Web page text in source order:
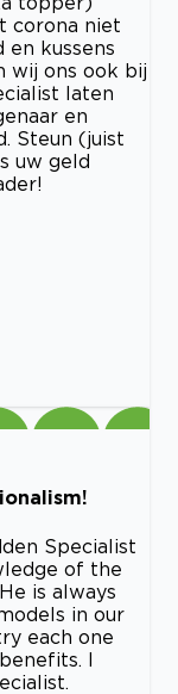
corona niet
en kussens
wij ons ook bij
laten
en
Steun (juist
uw geld
Specialist
of the
is always
in our
each one
I